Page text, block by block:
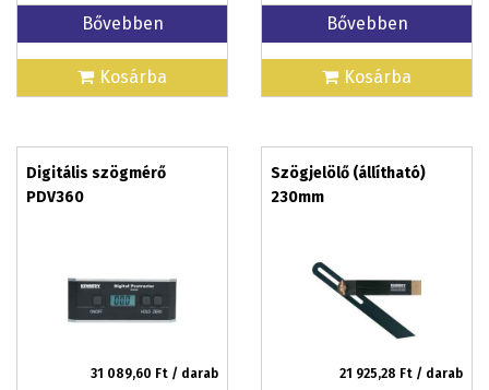
Bővebben
Kosárba
Bővebben
Kosárba
Digitális szögmérő
PDV360
31 089,60 Ft / darab
Szögjelölő (állítható)
230mm
21 925,28 Ft / darab